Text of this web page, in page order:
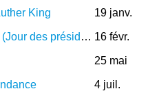
King 19 janv.
Presidents' Day (Jour des présidents) 16 févr.
25 mai
4 juil.